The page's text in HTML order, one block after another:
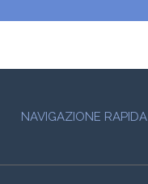
NAVIGAZIONE RAPIDA